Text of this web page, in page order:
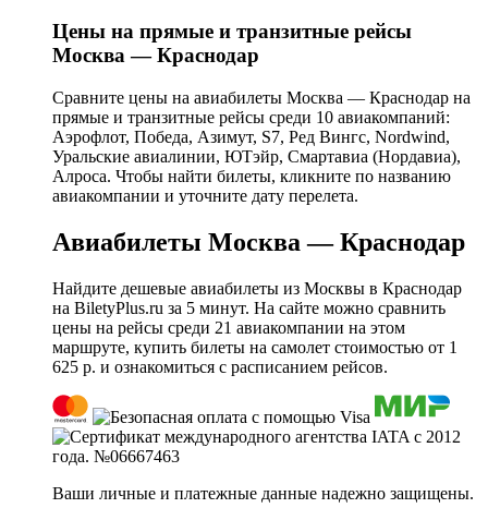
Цены на прямые и транзитные рейсы
Москва — Краснодар
Сравните цены на авиабилеты Москва — Краснодар на
прямые и транзитные рейсы среди 10 авиа­компаний:
Аэрофлот, Победа, Азимут, S7, Ред Вингс, Nordwind,
Уральские авиалинии, ЮТэйр, Смартавиа (Нордавиа),
Алроса. Чтобы найти билеты, кликните по названию
авиакомпании и уточните дату перелета.
Авиабилеты Москва — Краснодар
Найдите дешевые авиабилеты из Москвы в Краснодар
на BiletyPlus.ru за 5 минут. На сайте можно сравнить
цены на рейсы среди 21 авиакомпании на этом
маршруте, купить билеты на самолет стоимостью от 1
625 р. и ознакомиться с расписанием рейсов.
Ваши личные и платежные данные надежно защищены.